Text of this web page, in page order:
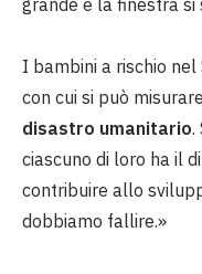
grande e la finestra si
I bambini a rischio
con cui si può
disastro umanitario.
ciascuno di loro ha il
contribuire allo
dobbiamo fallire.»